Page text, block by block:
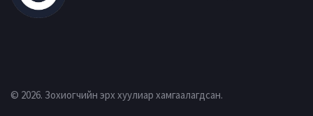
© 2026. Зохиогчийн эрх хуулиар хамгаалагдсан.